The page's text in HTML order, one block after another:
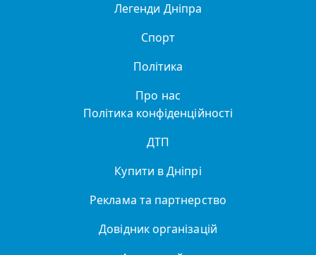
Легенди Дніпра
Спорт
Політика
Про нас
Політика конфіденційності
ДТП
Купити в Дніпрі
Реклама та партнерство
Довідник організацій